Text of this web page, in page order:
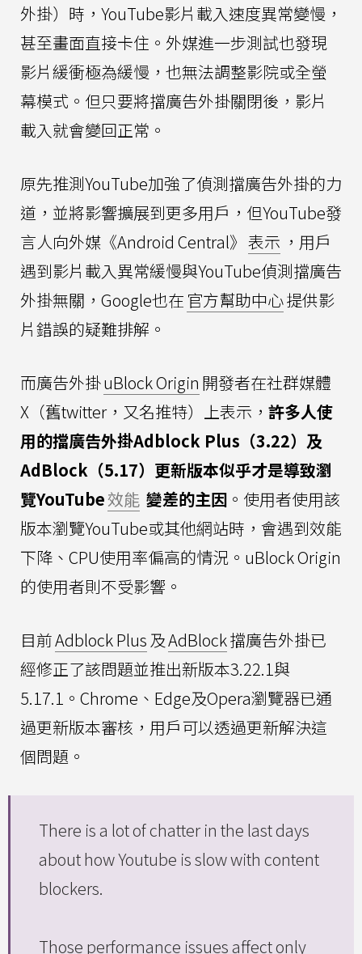
外掛）時，YouTube影片載入速度異常變慢，
甚至畫面直接卡住。外媒進一步測試也發現
影片緩衝極為緩慢，也無法調整影院或全螢
幕模式。但只要將擋廣告外掛關閉後，影片
載入就會變回正常。
原先推測YouTube加強了偵測擋廣告外掛的力
道，並將影響擴展到更多用戶，但YouTube發
言人向外媒《Android Central》 表示 ，用戶
遇到影片載入異常緩慢與YouTube偵測擋廣告
外掛無關，Google也在 官方幫助中心提供影
片錯誤的疑難排解。
而廣告外掛uBlock Origin 開發者在社群媒體
X（舊twitter，又名推特）上表示， 許多人使
用的擋廣告外掛Adblock Plus（3.22）及
AdBlock（5.17）更新版本似乎才是導致瀏
覽YouTube效能 變差的主因 。使用者使用該
版本瀏覽YouTube或其他網站時，會遇到效能
下降、CPU使用率偏高的情況。uBlock Origin
的使用者則不受影響。
目前Adblock Plus 及AdBlock擋廣告外掛已
經修正了該問題並推出新版本3.22.1與
5.17.1。Chrome、Edge及Opera瀏覽器已通
過更新版本審核，用戶可以透過更新解決這
個問題。
There is a lot of chatter in the last days
about how Youtube is slow with content
blockers.
Those performance issues affect only